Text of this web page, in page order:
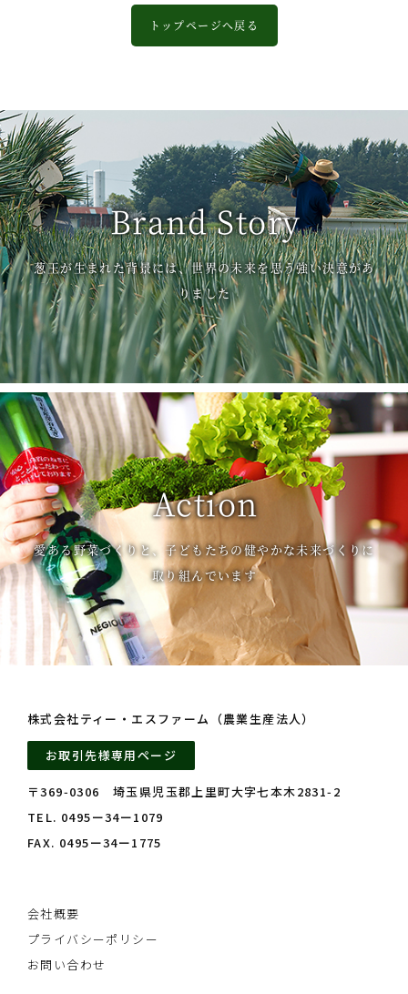
トップページへ戻る
Brand Story
葱王が生まれた背景には、世界の未来を思う強い決意があ
りました
Action
愛ある野菜づくりと、子どもたちの健やかな未来づくりに
取り組んでいます
株式会社ティー・エスファーム（農業生産法人）
お取引先様専用ページ
〒369‑0306 埼玉県児玉郡上里町大字七本木2831‑2
TEL. 0495ー34ー1079
FAX. 0495ー34ー1775
会社概要
プライバシーポリシー
お問い合わせ